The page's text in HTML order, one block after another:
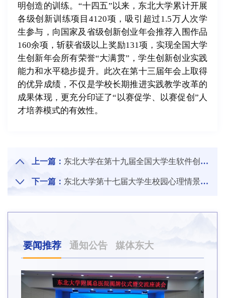
明创造的训练。“十四五”以来，东北大学累计开展
各级创新训练项目4120项，吸引超过1.5万人次学
生参与，向国家及省级创新创业年会推荐入围作品
160余项，斩获省级以上奖励131项，实现全国大学
生创新年会所有荣誉“大满贯”，学生创新创业实践
能力和水平稳步提升。此次在第十三届年会上取得
的优异成绩，不仅是学校长期推进实践教学改革的
成果体现，更充分印证了“以赛促学、以赛促创”人
才培养模式的有效性。
上一篇： 东北大学在第十九届全国大学生软件创新大赛中荣获佳绩
下一篇： 东北大学第十七届大学生校园心理情景剧大赛（决赛）举行
要闻推荐 通知公告 媒体东大